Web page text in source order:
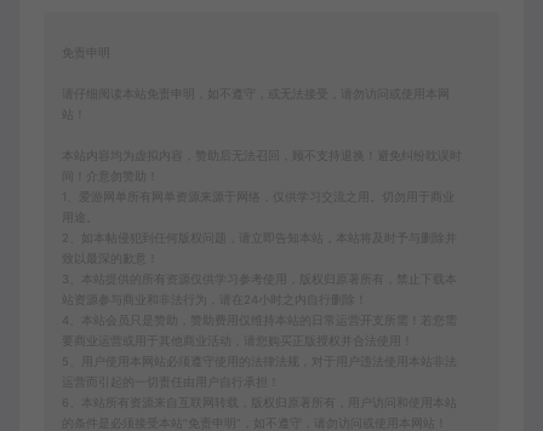
免责申明
请仔细阅读本站免责申明，如不遵守，或无法接受，请勿访问或使用本网
本站内容均为虚拟内容，赞助后无法召回，顾不支持退换！避免纠纷耽误时
间！介意勿赞助！
1、爱游网单所有网单资源来源于网络，仅供学习交流之用。切勿用于商业
2、如本帖侵犯到任何版权问题，请立即告知本站，本站将及时予与删除并
致以最深的歉意！
3、本站提供的所有资源仅供学习参考使用，版权归原著所有，禁止下载本
站资源参与商业和非法行为，请在24小时之内自行删除！
4、本站会员只是赞助，赞助费用仅维持本站的日常运营开支所需！若您需
要商业运营或用于其他商业活动，请您购买正版授权并合法使用！
5、用户使用本网站必须遵守使用的法律法规，对于用户违法使用本站非法
6、本站所有资源来自互联网转载，版权归原著所有，用户访问和使用本站
的条件是必须接受本站“免责申明”，如不遵守，请勿访问或使用本网站！